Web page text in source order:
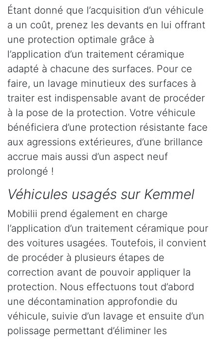
Étant donné que l’acquisition d’un véhicule
a un coût, prenez les devants en lui offrant
une protection optimale grâce à
l’application d’un traitement céramique
adapté à chacune des surfaces. Pour ce
faire, un lavage minutieux des surfaces à
traiter est indispensable avant de procéder
à la pose de la protection. Votre véhicule
bénéficiera d’une protection résistante face
aux agressions extérieures, d’une brillance
accrue mais aussi d’un aspect neuf
prolongé !
Véhicules usagés sur Kemmel
Mobilii prend également en charge
l’application d’un traitement céramique pour
des voitures usagées. Toutefois, il convient
de procéder à plusieurs étapes de
correction avant de pouvoir appliquer la
protection. Nous effectuons tout d’abord
une décontamination approfondie du
véhicule, suivie d’un lavage et ensuite d’un
polissage permettant d’éliminer les